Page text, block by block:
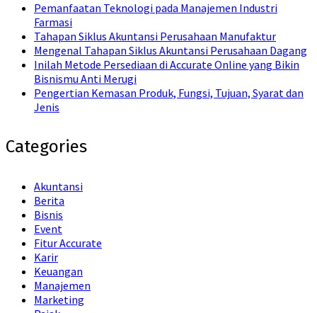
Pemanfaatan Teknologi pada Manajemen Industri
Farmasi
Tahapan Siklus Akuntansi Perusahaan Manufaktur
Mengenal Tahapan Siklus Akuntansi Perusahaan Dagang
Inilah Metode Persediaan di Accurate Online yang Bikin
Bisnismu Anti Merugi
Pengertian Kemasan Produk, Fungsi, Tujuan, Syarat dan
Jenis
Categories
Akuntansi
Berita
Bisnis
Event
Fitur Accurate
Karir
Keuangan
Manajemen
Marketing